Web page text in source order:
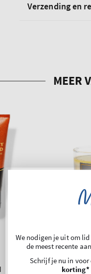
Verzending en
We nodigen je uit om
de meest recente
Schrijf je nu in voor
korting*